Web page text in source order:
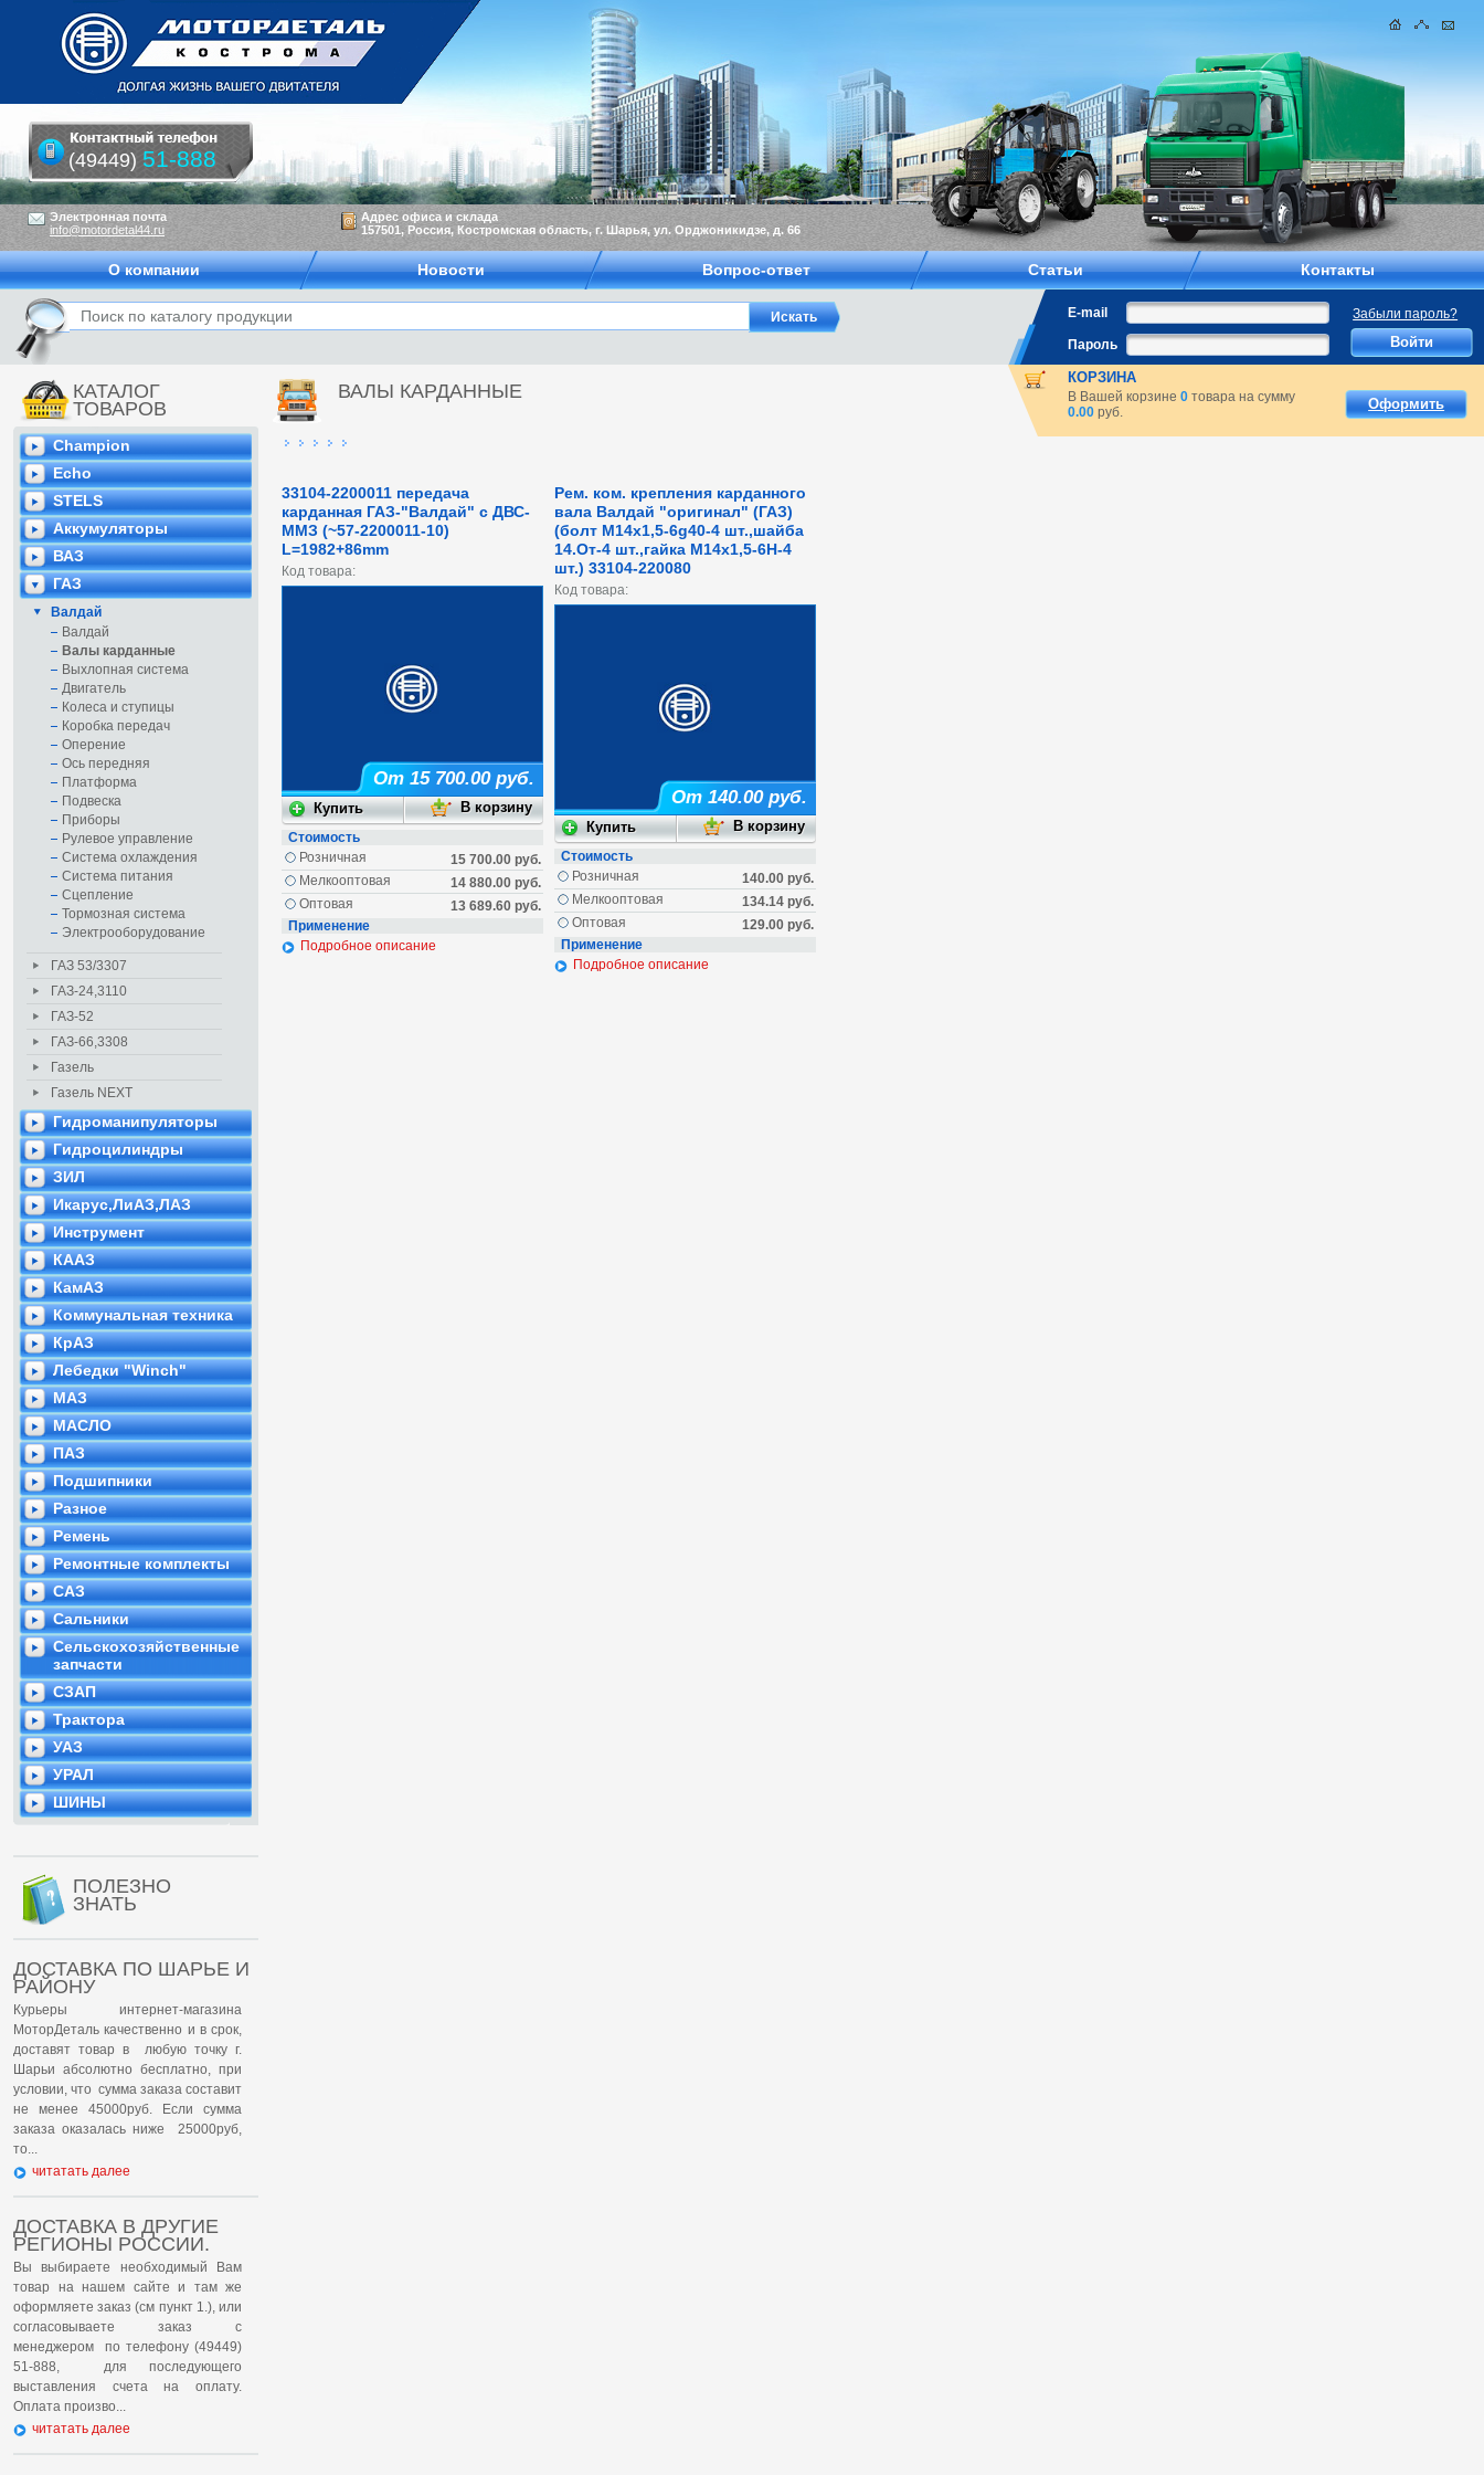
КАТАЛОГ
ТОВАРОВ
Champion
Echo
STELS
Аккумуляторы
ВАЗ
ГАЗ
Валдай
Валдай
Валы карданные
Выхлопная система
Двигатель
Колеса и ступицы
Коробка передач
Оперение
Ось передняя
Платформа
Подвеска
Приборы
Рулевое управление
Система охлаждения
Система питания
Сцепление
Тормозная система
Электрооборудование
ГАЗ 53/3307
ГАЗ-24,3110
ГАЗ-52
ГАЗ-66,3308
Газель
Газель NEXT
Гидроманипуляторы
Гидроцилиндры
ЗИЛ
Икарус,ЛиАЗ,ЛАЗ
Инструмент
КААЗ
КамАЗ
Коммунальная техника
КрАЗ
Лебедки "Winch"
МАЗ
МАСЛО
ПАЗ
Подшипники
Разное
Ремень
Ремонтные комплекты
САЗ
Сальники
Сельскохозяйственные
запчасти
СЗАП
Трактора
УАЗ
УРАЛ
ШИНЫ
ПОЛЕЗНО
ЗНАТЬ
ДОСТАВКА ПО ШАРЬЕ И
РАЙОНУ
Курьеры интернет-магазина
МоторДеталь качественно и в срок,
доставят товар в любую точку г.
Шарьи абсолютно бесплатно, при
условии, что сумма заказа составит
не менее 45000руб. Если сумма
заказа оказалась ниже 25000руб,
то...
читатать далее
ДОСТАВКА В ДРУГИЕ
РЕГИОНЫ РОССИИ.
Вы выбираете необходимый Вам
товар на нашем сайте и там же
оформляете заказ (см пункт 1.), или
согласовываете заказ с
менеджером по телефону (49449)
51-888, для последующего
выставления счета на оплату.
Оплата произво...
читатать далее
ВАЛЫ КАРДАННЫЕ
33104-2200011 передача
карданная ГАЗ-"Валдай" с ДВС-
ММЗ (~57-2200011-10)
L=1982+86mm
Код товара:
От 15 700.00 руб.
Стоимость
15 700.00 руб.
Розничная
14 880.00 руб.
Мелкооптовая
13 689.60 руб.
Оптовая
Применение
Подробное описание
Рем. ком. крепления карданного
вала Валдай "оригинал" (ГАЗ)
(болт М14х1,5-6g40-4 шт.,шайба
14.От-4 шт.,гайка М14х1,5-6Н-4
шт.) 33104-220080
Код товара:
От 140.00 руб.
Стоимость
140.00 руб.
Розничная
134.14 руб.
Мелкооптовая
129.00 руб.
Оптовая
Применение
Подробное описание
Электронная почта
info@motordetal44.ru
Адрес офиса и склада
157501, Россия, Костромская область, г. Шарья, ул. Орджоникидзе, д. 66
(49449) 51-888
О компании Новости Вопрос-ответ Статьи Контакты
E-mail
Забыли пароль?
Пароль
КОРЗИНА
В Вашей корзине0 товара на сумму
0.00 руб. Оформить